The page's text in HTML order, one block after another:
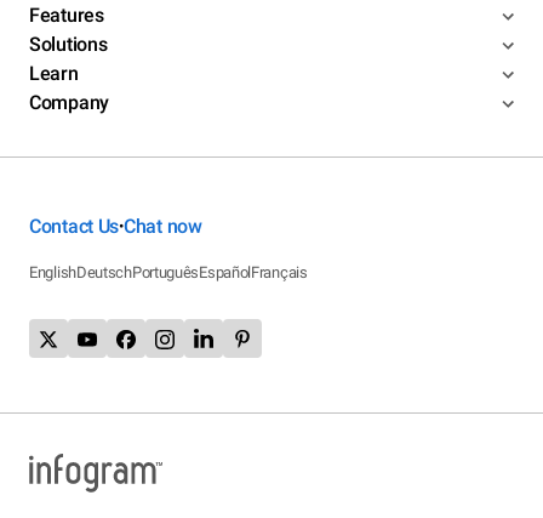
Features
Solutions
Learn
Company
Contact Us•Chat now
EnglishDeutschPortuguêsEspañolFrançais